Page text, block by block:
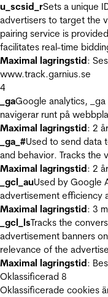
u_scsid_rSets a unique
advertisers to target the
pairing service is
facilitates real-time
Maximal lagringstid:
www.track.garnius.se
4
_gaGoogle analytics,
navigerar runt på
Maximal lagringstid: 2 år
_ga_#Used to send data
and behavior. Tracks the
Maximal lagringstid: 2 år
_gcl_auUsed by Google
advertisement efficiency
Maximal lagringstid: 3
_gcl_lsTracks the
advertisement banners
relevance of the
Maximal lagringstid:
Oklassificerad 8
Oklassificerade cookies